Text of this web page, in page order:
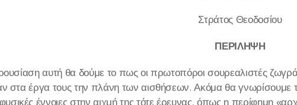
Στράτος Θεοδοσίου
ΠΕΡΙΛΗΨΗ
αυτή θα δούμε το πως οι πρωτοπόροι σουρεαλιστές
στα έργα τους την πλάνη των αισθήσεων. Ακόμα θα γνωρίσουμε
έννοιες στην αιχμή της τότε έρευνας, όπως η περίφημη